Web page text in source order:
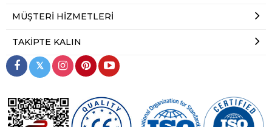
MÜŞTERI HIZMETLERI
TAKIPTE KALIN
𝕏